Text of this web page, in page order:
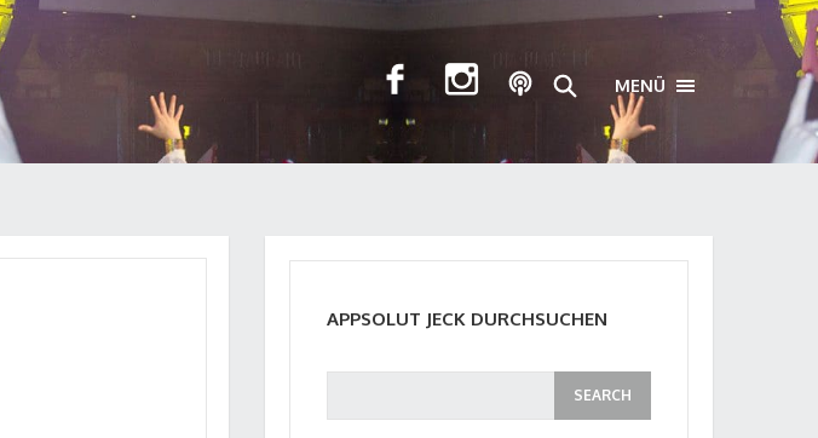
MENÜ TOGGLE
APPSOLUT JECK DURCHSUCHEN